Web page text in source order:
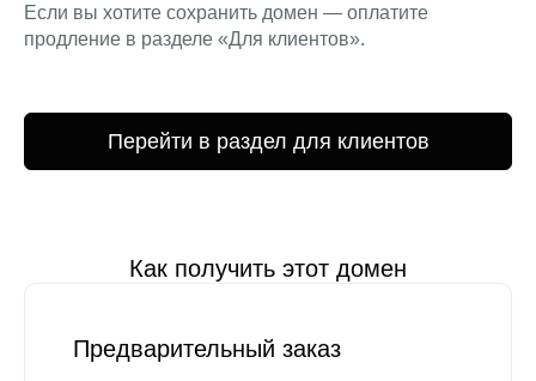
Если вы хотите сохранить домен — оплатите
продление в разделе «Для клиентов».
Перейти в раздел для клиентов
Как получить этот домен
Предварительный заказ